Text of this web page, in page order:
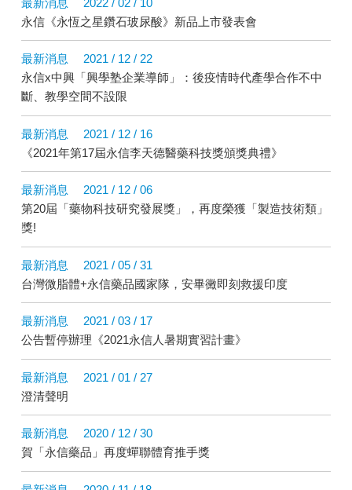
最新消息
2022 / 02 / 10
永信《永恆之星鑽石玻尿酸》新品上市發表會
最新消息
2021 / 12 / 22
永信x中興「興學塾企業導師」：後疫情時代產學合作不中
斷、教學空間不設限
最新消息
2021 / 12 / 16
《2021年第17屆永信李天德醫藥科技獎頒獎典禮》
最新消息
2021 / 12 / 06
第20屆「藥物科技研究發展獎」，再度榮獲「製造技術類」
獎!
最新消息
2021 / 05 / 31
台灣微脂體+永信藥品國家隊，安畢黴即刻救援印度
最新消息
2021 / 03 / 17
公告暫停辦理《2021永信人暑期實習計畫》
最新消息
2021 / 01 / 27
澄清聲明
最新消息
2020 / 12 / 30
賀「永信藥品」再度蟬聯體育推手獎